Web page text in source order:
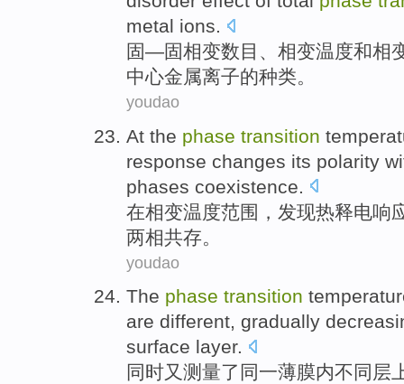
metal ions.
固—固相变数目 、相变温度和相
中心金属离子的种类。
youdao
At the phase transition
response changes its polarity
phases coexistence
在相变温度范围 ，发现热释电响
两相共存。
youdao
The phase transition
are different, gradually
surface layer.
同时又测量了同一薄膜内不同 层